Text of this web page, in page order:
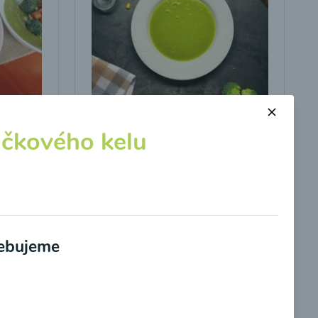
kelu
že som si prečítal(a)